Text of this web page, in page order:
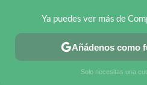
CHOLLOS TELEGRAM
Ya puedes ver más de
Añádenos como
Solo necesitas una